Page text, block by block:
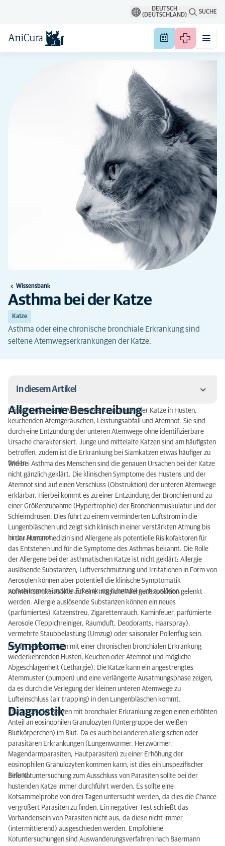
DEUTSCH
(DEUTSCHLAND)
SUCHE
Wissensbank
Asthma bei der Katze
Katze
Asthma oder eine chronische bronchiale Erkrankung sind
seltene Atemwegserkrankungen der Katze.
In diesem Artikel
Allgemeine Beschreibung
Symptome
Diagnostik
Therapie
Wann sollte man den Tierarzt kontaktieren?
Allgemeine Beschreibung
Klinisch äußern sich Atemwegserkrankungen der Katze in Husten,
keuchenden Atemgeräuschen, Leistungsabfall und Atemnot. Sie sind
durch eine Entzündung der unteren Atemwege ohne identifizierbare
Ursache charakterisiert. Junge und mittelalte Katzen sind am häufigsten
betroffen, zudem ist die Erkrankung bei Siamkatzen etwas häufiger zu
finden.
Wie bei Asthma des Menschen sind die genauen Ursachen bei der Katze
nicht gänzlich geklärt. Die klinischen Symptome des Hustens und der
Atemnot sind auf einen Verschluss (Obstruktion) der unteren Atemwege
erklärbar. Hierbei kommt es zu einer Entzündung der Bronchien und zu
einer Größenzunahme (Hypertrophie) der Bronchienmuskulatur und der
Schleimdrüsen. Dies führt zu einem verminderten Luftstrom in die
Lungenbläschen und zeigt sich klinisch in einer verstärkten Atmung bis
hin zu Atemnot.
In der Humanmedizin sind Allergene als potentielle Risikofaktoren für
das Entstehen und für die Symptome des Asthmas bekannt. Die Rolle
der Allergene bei der asthmatischen Katze ist nicht geklärt; Allergie
auslösende Substanzen, Luftverschmutzung und Irritationen in Form von
Aerosolen können aber potentiell die klinische Symptomatik
verschlimmern und die Erkrankung eventuell auch auslösen.
Aufmerksamkeit sollte auf eine mögliche Allergenexposition gelenkt
werden. Allergie auslösende Substanzen können ein neues
(parfümiertes) Katzenstreu, Zigarettenrauch, Kaminfeuer, parfümierte
Aerosole (Teppichreiniger, Raumduft, Deodorants, Haarspray),
vermehrte Staubbelastung (Umzug) oder saisonaler Pollenflug sein.
Symptome
Häufig zeigen Katzen mit einer chronischen bronchialen Erkrankung
wiederkehrenden Husten, Keuchen oder Atemnot und mögliche
Abgeschlagenheit (Lethargie). Die Katze kann ein angestrengtes
Atemmuster (pumpen) und eine verlängerte Ausatmungsphase zeigen,
da es durch die Verlegung der kleinen unteren Atemwege zu
Lufteinschluss (air trapping) in den Lungenbläschen kommt.
Diagnostik
Etwa 20% der Katzen mit bronchialer Erkrankung zeigen einen erhöhten
Anteil an eosinophilen Granulozyten (Untergruppe der weißen
Blutkörperchen) im Blut. Da es auch bei anderen allergischen oder
parasitären Erkrankungen (Lungenwürmer, Herzwürmer,
Magendarmparasiten, Hautparasiten) zu einer Erhöhung der
eosinophilen Granulozyten kommen kann, ist dies ein unspezifischer
Befund.
Eine Kotuntersuchung zum Ausschluss von Parasiten sollte bei der
hustenden Katze immer durchführt werden. Es sollte eine
Kotsammelprobe von drei Tagen untersucht werden, da dies die Chance
vergrößert Parasiten zu finden. Ein negativer Test schließt das
Vorhandensein von Parasiten nicht aus, da diese nicht immer
(intermittierend) ausgeschieden werden. Empfohlene
Kotuntersuchungen sind Auswanderungsverfahren nach Baermann